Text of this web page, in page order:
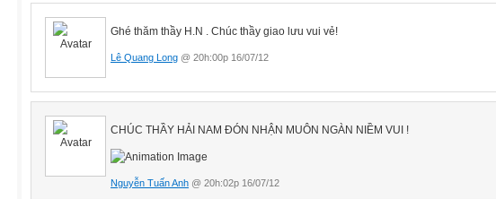
Ghé thăm thầy H.N . Chúc thầy giao lưu vui vẻ!
Lê Quang Long @ 20h:00p 16/07/12
CHÚC THẦY HẢI NAM ĐÓN NHẬN MUÔN NGÀN NIỀM VUI !
Nguyễn Tuấn Anh @ 20h:02p 16/07/12